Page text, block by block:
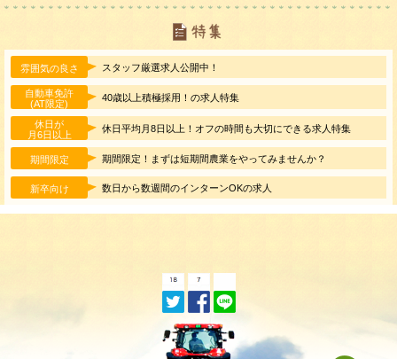
雰囲気の良さ スタッフ厳選求人公開中！
自動車免許
(AT限定)
40歳以上積極採用！の求人特集
休日が
月6日以上
休日平均月8日以上！オフの時間も大切にできる求人特集
期間限定 期間限定！まずは短期間農業をやってみませんか？
新卒向け 数日から数週間のインターンOKの求人